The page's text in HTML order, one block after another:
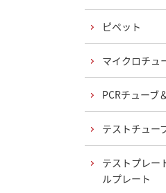
ピペット
マイクロチュ
PCRチューブ
テストチュー
テストプレー
ルプレート